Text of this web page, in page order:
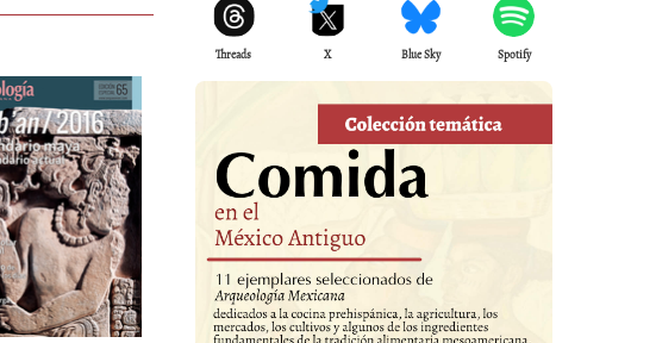
Threads X Blue Sky Spotify